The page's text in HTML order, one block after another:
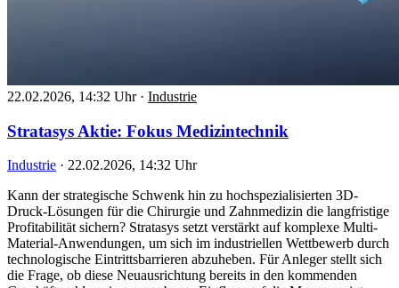
22.02.2026, 14:32 Uhr · Industrie
Stratasys Aktie: Fokus Medizintechnik
Industrie · 22.02.2026, 14:32 Uhr
Kann der strategische Schwenk hin zu hochspezialisierten 3D-
Druck-Lösungen für die Chirurgie und Zahnmedizin die langfristige
Profitabilität sichern? Stratasys setzt verstärkt auf komplexe Multi-
Material-Anwendungen, um sich im industriellen Wettbewerb durch
technologische Eintrittsbarrieren abzuheben. Für Anleger stellt sich
die Frage, ob diese Neuausrichtung bereits in den kommenden